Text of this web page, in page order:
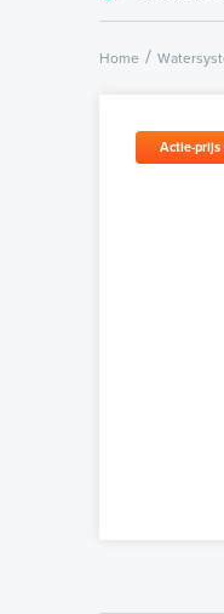
Home
Actie-prijs